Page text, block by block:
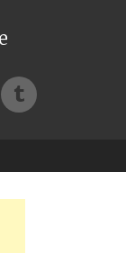
LinkedIn
Tumblr